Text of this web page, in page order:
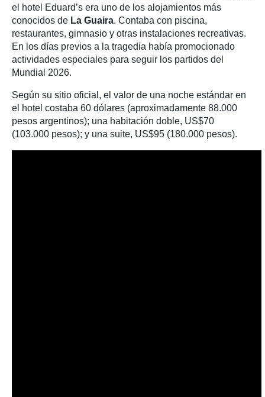
el hotel Eduard’s era uno de los alojamientos más
conocidos de La Guaira. Contaba con piscina,
restaurantes, gimnasio y otras instalaciones recreativas.
En los días previos a la tragedia había promocionado
actividades especiales para seguir los partidos del
Mundial 2026.
Según su sitio oficial, el valor de una noche estándar en
el hotel costaba 60 dólares (aproximadamente 88.000
pesos argentinos); una habitación doble, US$70
(103.000 pesos); y una suite, US$95 (180.000 pesos).